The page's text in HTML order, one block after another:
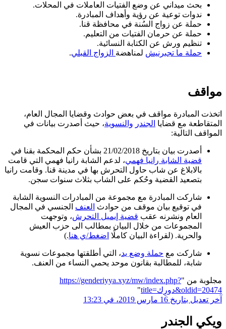
بحث ميداني عن وضع الفتيات العاملات في المحلات.
ندوات توعية عن رؤية وأهداف المبادرة.
حملة عن زواج السُنة في محافظة قنا.
حملة عن حرمان الفتيات من التعليم.
تنظيم ورش عن الكتابة النسائية.
حملة ما تجبرنيش لمناهضة الزواج القبلي.
مواقف
اتخذت المبادرة مواقف في بعض حوادث وقضايا المجال العام،
المتقاطعة مع قضايا الجندر والنسوية، حيث أصدرت بيانات في
المواقف التالية:
أصدرت بيان بتاريخ 21/02/2018 بشأن حكم المحكمة بقنا في
قضية الشابة رانيا فهمي، لدعم الشابة رانيا فهمي التي قامت
بالابلاغ عن شاب حاول التحرش بها في مدينة قنا. وقامت رانيا
بتصعيد القضية وحُكم على الشاب بثلاث سنوات سجن.
شاركت المبادرة مع مجموعة من المبادرات النسوية الشابة
في توقيع بيان موقف من حوادث العنف الجنسي في المجال
العام ونشرنه عقب قضية إيميل التحرش، وتوجهت
المجموعات من خلال البيان بمطالب الى حزب العيش
والحرية. (لقراءة البيان كاملًا اضغط/ي هنا.)
شاركت مع حملة وضع يد، التي أطلقتها مجموعات نسوية
شابة، للمطالبة بقانون موحد يحمي النساء من العنف.
مجلوبة من "https://genderiyya.xyz/mw/index.php?
title=دورِك&oldid=20474
"
آخر تعديل بتاريخ 16 مارس 2019، في 13:23
ويكي الجندر